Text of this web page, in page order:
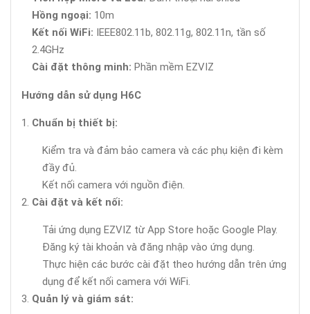
Hồng ngoại: 10m
Kết nối WiFi: IEEE802.11b, 802.11g, 802.11n, tần số
2.4GHz
Cài đặt thông minh: Phần mềm EZVIZ
Hướng dẫn sử dụng H6C
Chuẩn bị thiết bị:
Kiểm tra và đảm bảo camera và các phụ kiện đi kèm
đầy đủ.
Kết nối camera với nguồn điện.
Cài đặt và kết nối:
Tải ứng dụng EZVIZ từ App Store hoặc Google Play.
Đăng ký tài khoản và đăng nhập vào ứng dụng.
Thực hiện các bước cài đặt theo hướng dẫn trên ứng
dụng để kết nối camera với WiFi.
Quản lý và giám sát: